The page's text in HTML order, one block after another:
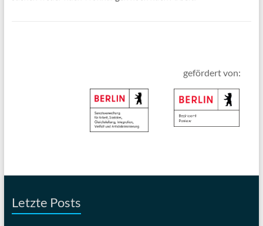
gefördert von:
Letzte Posts